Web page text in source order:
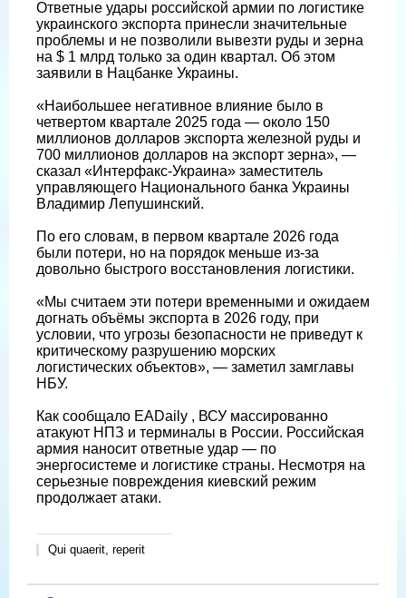
Ответные удары российской армии по логистике
украинского экспорта принесли значительные
проблемы и не позволили вывезти руды и зерна
на $ 1 млрд только за один квартал. Об этом
заявили в Нацбанке Украины.
«Наибольшее негативное влияние было в
четвертом квартале 2025 года — около 150
миллионов долларов экспорта железной руды и
700 миллионов долларов на экспорт зерна», —
сказал «Интерфакс-Украина» заместитель
управляющего Национального банка Украины
Владимир Лепушинский.
По его словам, в первом квартале 2026 года
были потери, но на порядок меньше из-за
довольно быстрого восстановления логистики.
«Мы считаем эти потери временными и ожидаем
догнать объёмы экспорта в 2026 году, при
условии, что угрозы безопасности не приведут к
критическому разрушению морских
логистических объектов», — заметил замглавы
НБУ.
Как сообщало EADaily , ВСУ массированно
атакуют НПЗ и терминалы в России. Российская
армия наносит ответные удар — по
энергосистеме и логистике страны. Несмотря на
серьезные повреждения киевский режим
продолжает атаки.
Qui quaerit, reperit